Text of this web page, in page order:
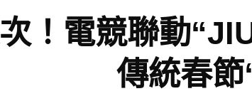
！電競聯動
傳統春